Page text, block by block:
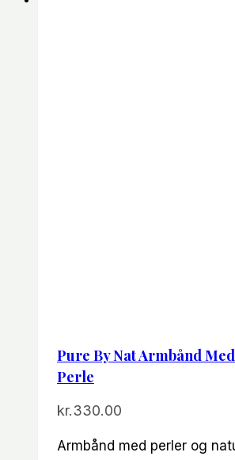
Pure By Nat Armbånd
Perle
kr.330.00
Armbånd med perler og